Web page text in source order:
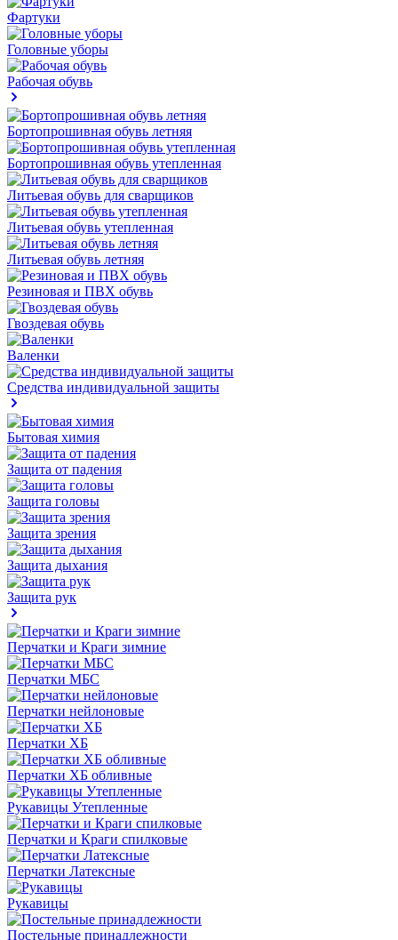
Фартуки
Головные уборы
Рабочая обувь
Бортопрошивная обувь летняя
Бортопрошивная обувь утепленная
Литьевая обувь для сварщиков
Литьевая обувь утепленная
Литьевая обувь летняя
Резиновая и ПВХ обувь
Гвоздевая обувь
Валенки
Средства индивидуальной защиты
Бытовая химия
Защита от падения
Защита головы
Защита зрения
Защита дыхания
Защита рук
Перчатки и Краги зимние
Перчатки МБС
Перчатки нейлоновые
Перчатки ХБ
Перчатки ХБ обливные
Рукавицы Утепленные
Перчатки и Краги спилковые
Перчатки Латексные
Рукавицы
Постельные принадлежности